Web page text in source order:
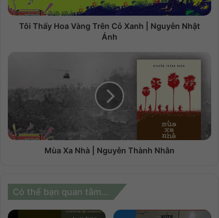
Tôi Thấy Hoa Vàng Trên Cỏ Xanh | Nguyễn Nhật
Ánh
Mùa Xa Nhà | Nguyễn Thành Nhân
Có thể bạn quan tâm...